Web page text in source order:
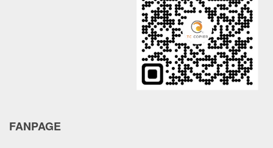
FANPAGE